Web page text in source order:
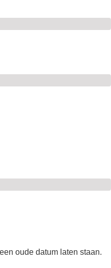
oude datum laten staan.